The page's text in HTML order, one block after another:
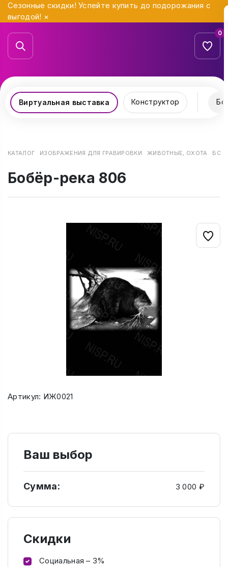
Сезонные скидки! Успейте купить до подорожания с
выгодой! ×
0
Виртуальная выставка Конструктор
КАТАЛОГ ИЗОБРАЖЕНИЯ ДЛЯ ГРАВИРОВКИ ЖИВОТНЫЕ, ОХОТА
Бобёр-река 806
Артикул: ИЖ0021
Ваш выбор
Сумма: 3 000 ₽
Скидки
Социальная – 3%